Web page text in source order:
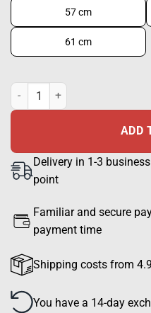
57 cm
61 cm
Stetson Traveller waxed, Green
ADD
Delivery in 1-3
point
Familiar and secure
payment time
Shipping costs from
You have a 14-day